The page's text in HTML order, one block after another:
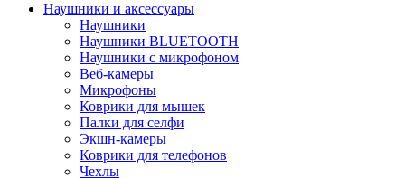
Наушники и аксессуары
Наушники
Наушники BLUETOOTH
Наушники с микрофоном
Веб-камеры
Микрофоны
Коврики для мышек
Палки для селфи
Экшн-камеры
Коврики для телефонов
Чехлы